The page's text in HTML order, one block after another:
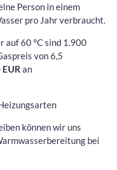
Person in einem
pro Jahr verbraucht.
auf 60 °C sind 1.900
von 6,5
an
können wir uns
bei